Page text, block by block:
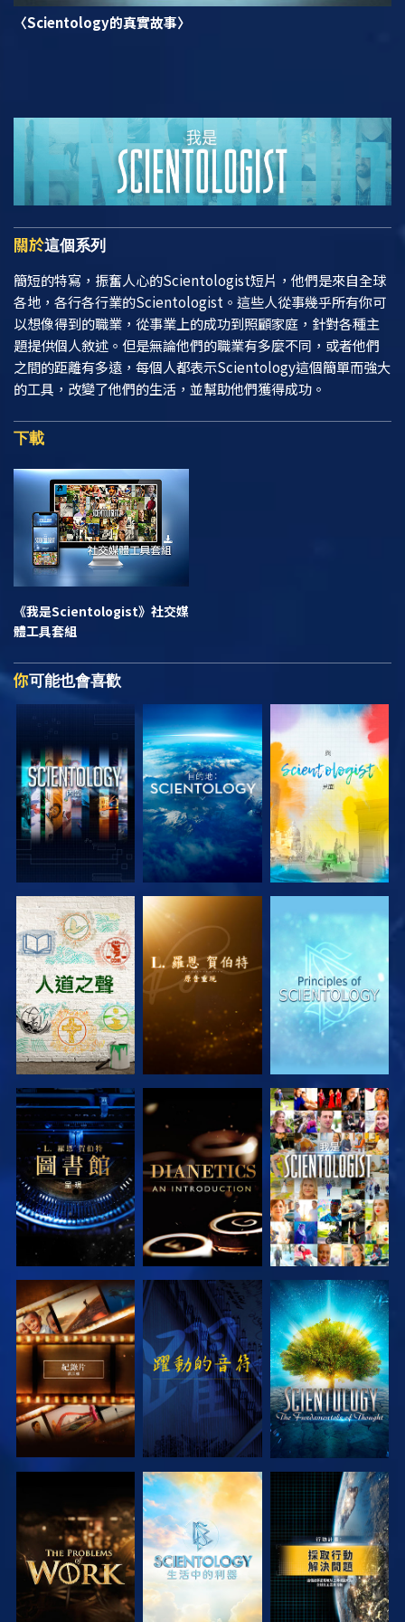
〈Scientology的真實故事〉
關於這個系列
簡短的特寫，振奮人心的Scientologist短片，他們是來自全球
各地，各行各行業的Scientologist。這些人從事幾乎所有你可
以想像得到的職業，從事業上的成功到照顧家庭，針對各種主
題提供個人敘述。但是無論他們的職業有多麼不同，或者他們
之間的距離有多遠，每個人都表示Scientology這個簡單而強大
的工具，改變了他們的生活，並幫助他們獲得成功。
下載
《我是Scientologist》 社交媒
體工具套組
你可能也會喜歡
探索系列節目 探索系列節目 探索系列節目
探索系列節目 探索系列節目 觀看
探索系列節目 觀看 探索系列節目
探索系列節目 探索系列節目 觀看